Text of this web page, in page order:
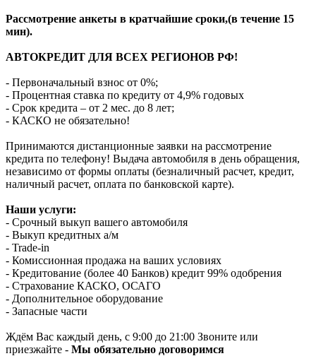
Рассмотрение анкеты в кратчайшие сроки,(в течение 15
мин).
АВТОКРЕДИТ ДЛЯ ВСЕХ РЕГИОНОВ РФ!
- Первоначальный взнос от 0%;
- Процентная ставка по кредиту от 4,9% годовых
- Срок кредита – от 2 мес. до 8 лет;
- КАСКО не обязательно!
Принимаются дистанционные заявки на рассмотрение
кредита по телефону! Выдача автомобиля в день обращения,
независимо от формы оплаты (безналичный расчет, кредит,
наличный расчет, оплата по банковской карте).
Наши услуги:
- Срочный выкуп вашего автомобиля
- Выкуп кредитных а/м
- Trade-in
- Комиссионная продажа на ваших условиях
- Кредитование (более 40 Банков) кредит 99% одобрения
- Страхование КАСКО, ОСАГО
- Дополнительное оборудование
- Запасные части
Ждём Вас каждый день, с 9:00 до 21:00 Звоните или
приезжайте - Мы обязательно договоримся